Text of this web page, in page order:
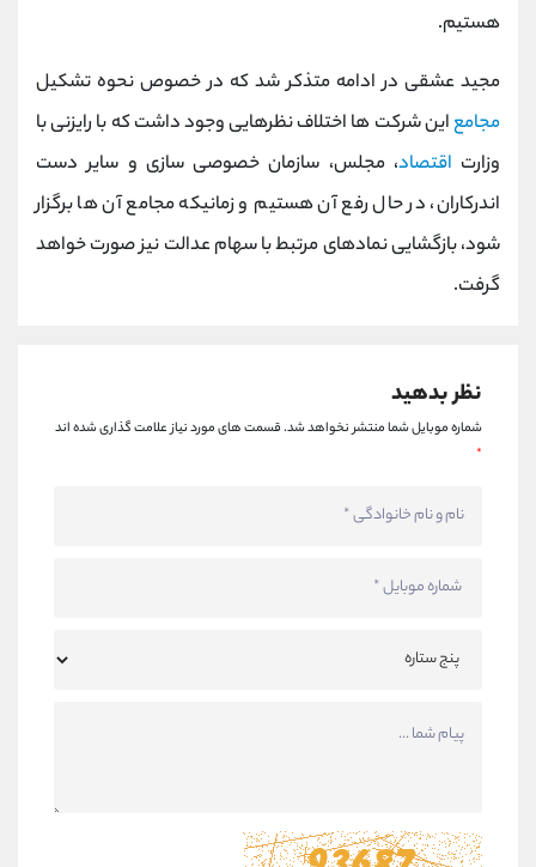
هستیم.
مجید عشقی در ادامه متذکر شد که در خصوص نحوه تشکیل
مجامعاین شرکت ها اختلاف نظرهایی وجود داشت که با رایزنی با
وزارت اقتصاد، مجلس، سازمان خصوصی سازی و سایر دست
اندرکاران، در حال رفع آن هستیم و زمانیکه مجامع آن ها برگزار
شود، بازگشایی نمادهای مرتبط با سهام عدالت نیز صورت خواهد
گرفت.
نظر بدهید
شماره موبایل شما منتشر نخواهد شد.قسمت های مورد نیاز علامت گذاری شده اند
*